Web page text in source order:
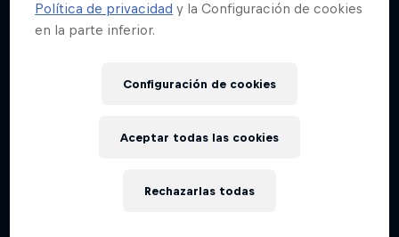
Política de privacidad y la Configuración de cookies
en la parte inferior.
Configuración de cookies
Rechazarlas todas
Aceptar todas las cookies